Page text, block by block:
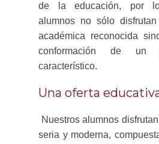
de la educación, por
alumnos no sólo
académica reconocida
conformación de un
característico.
Una oferta
Nuestros alumnos
seria y moderna,